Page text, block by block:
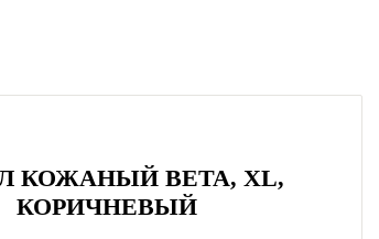
КОЖАНЫЙ BETA, XL,
КОРИЧНЕВЫЙ